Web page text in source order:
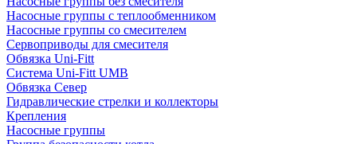
Насосные группы с теплообменником
Насосные группы со смесителем
Сервоприводы для смесителя
Обвязка Uni-Fitt
Система Uni-Fitt UMB
Обвязка Север
Гидравлические стрелки и коллекторы
Крепления
Насосные группы